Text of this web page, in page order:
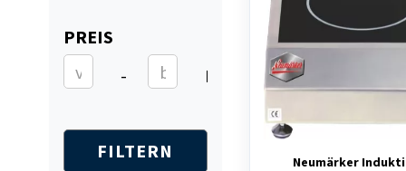
Neumärker
PREIS
PREIS
Preis bis
- EUR
FILTERN